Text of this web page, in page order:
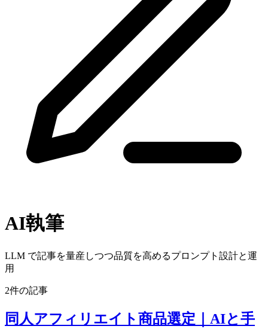
AI執筆
LLM で記事を量産しつつ品質を高めるプロンプト設計と運
用
2件の記事
同人アフィリエイト商品選定｜AIと手